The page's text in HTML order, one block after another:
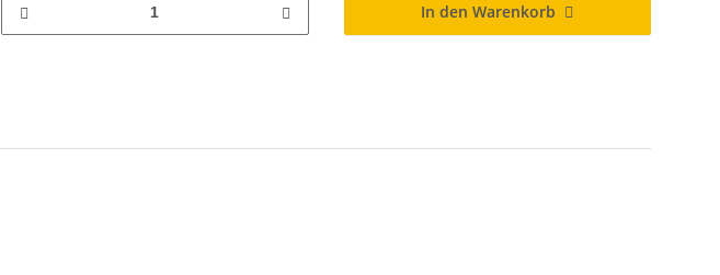
In den Warenkorb